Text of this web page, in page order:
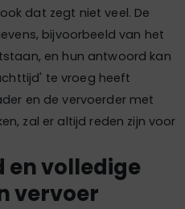
dat zegt niet veel. De
bijvoorbeeld van het
en hun antwoord kan
te vroeg heeft
en de vervoerder met
zal er altijd reden zijn voor
en volledige
vervoer